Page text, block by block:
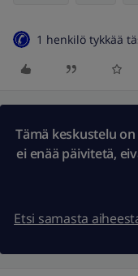
1 henkilö tykkää
Tämä keskustelu
ei enää päivitetä,
Etsi samasta